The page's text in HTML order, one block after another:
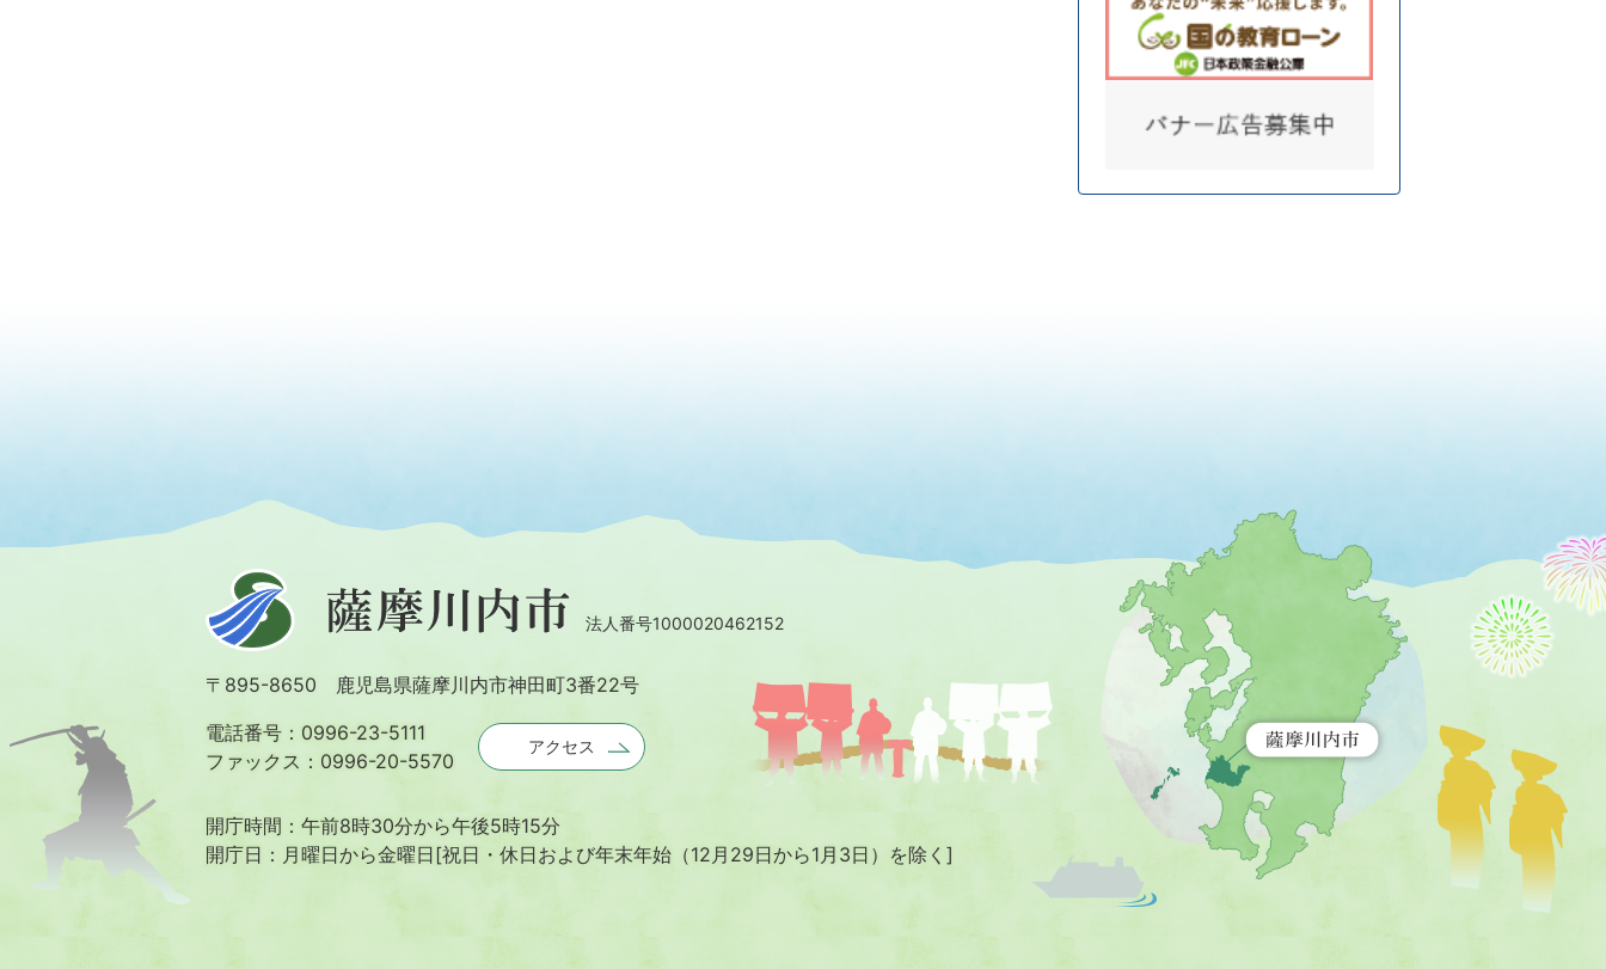
薩
摩
川
内
市
法人番号1000020462152
〒895-8650 鹿児島県薩摩川内市神田町3番22号
電話番号：0996-23-5111
ファックス：0996-20-5570
アクセス
開庁時間：午前8時30分から午後5時15分
開庁日：月曜日から金曜日[祝日・休日および年末年始 （12月29日から1月3日）を除く]
土